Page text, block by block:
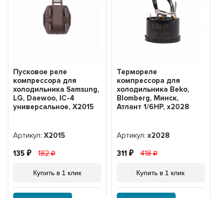
Пусковое реле
компрессора для
холодильника Samsung,
LG, Daewoo, IC-4
универсальное, X2015
Артикул:X2015
135 182
Купить в 1 клик
Термореле
компрессора для
холодильника Beko,
Blomberg, Минск,
Атлант 1/6HP, x2028
Артикул: x2028
311 418
Купить в 1 клик